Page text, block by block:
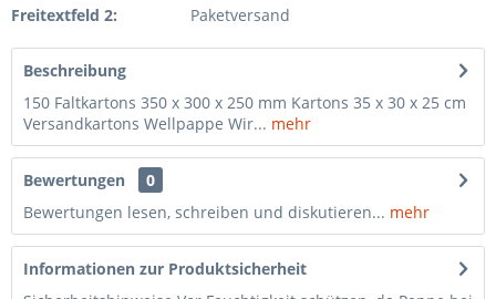
Freitextfeld 2:
Paketversand
Beschreibung
150 Faltkartons 350 x 300 x 250 mm Kartons 35 x 30 x 25 cm
Versandkartons Wellpappe Wir... mehr
Bewertungen
0
Bewertungen lesen, schreiben und diskutieren... mehr
Informationen zur Produktsicherheit